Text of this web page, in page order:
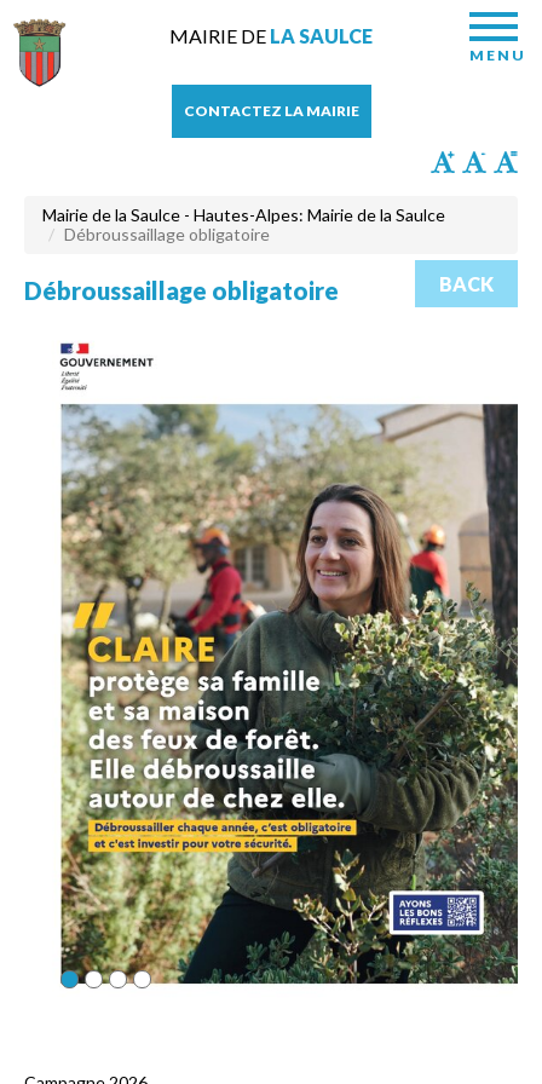
MAIRIE DE LA SAULCE
MENU
CONTACTEZ LA MAIRIE
Mairie de la Saulce - Hautes-Alpes: Mairie de la Saulce
Débroussaillage obligatoire
Débroussaillage obligatoire BACK